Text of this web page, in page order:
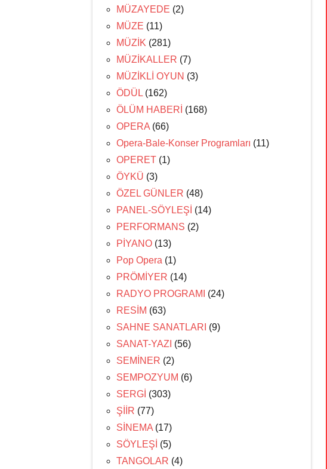
MÜZAYEDE (2)
MÜZE (11)
MÜZİK (281)
MÜZİKALLER (7)
MÜZİKLİ OYUN (3)
ÖDÜL (162)
ÖLÜM HABERİ (168)
OPERA (66)
Opera-Bale-Konser Programları (11)
OPERET (1)
ÖYKÜ (3)
ÖZEL GÜNLER (48)
PANEL-SÖYLEŞİ (14)
PERFORMANS (2)
PİYANO (13)
Pop Opera (1)
PRÖMİYER (14)
RADYO PROGRAMI
(24)
RESİM (63)
SAHNE SANATLARI (9)
SANAT-YAZI (56)
SEMİNER (2)
SEMPOZYUM (6)
SERGİ (303)
ŞİİR (77)
SİNEMA (17)
SÖYLEŞİ (5)
TANGOLAR (4)